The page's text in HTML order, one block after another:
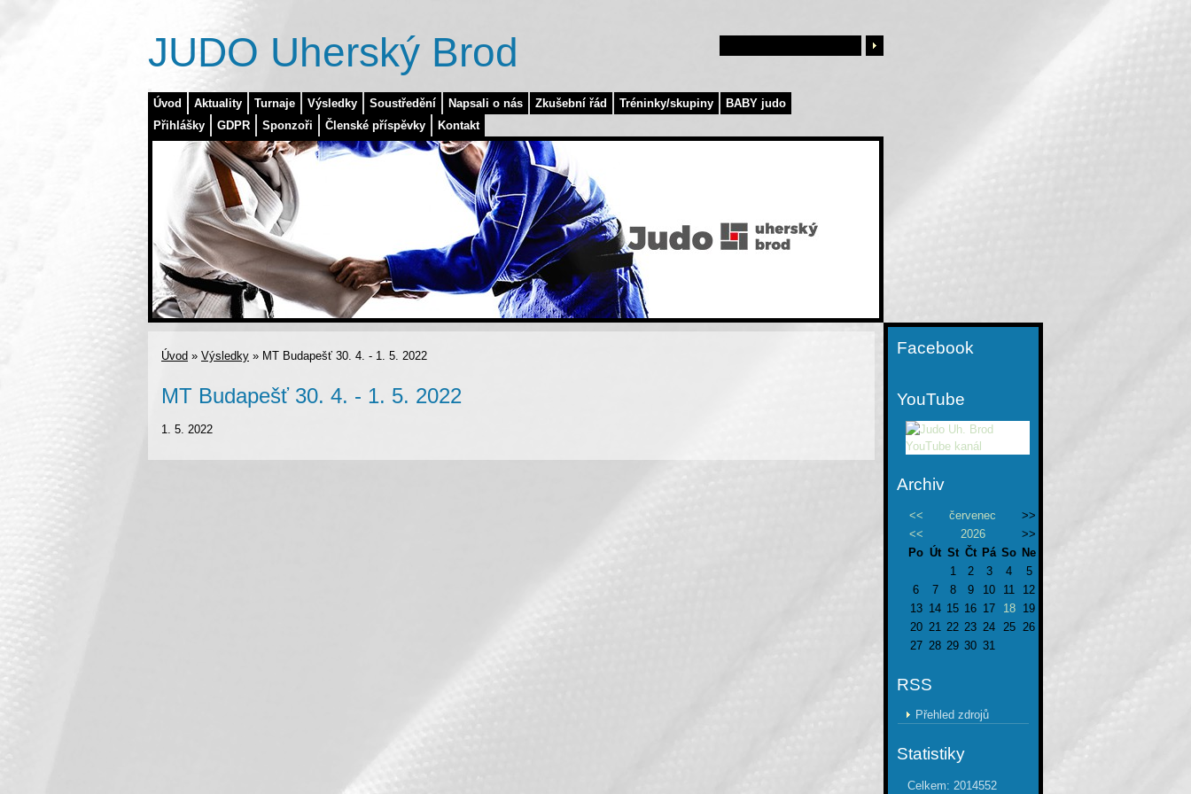
Úvod Aktuality Turnaje Výsledky Soustředění Napsali o nás Zkušební řád Tréninky/skupiny
BABY judo
Přihlášky
GDPR Sponzoři Členské příspěvky Kontakt
JUDO Uherský Brod
Úvod » Výsledky » MT Budapešť 30. 4. - 1. 5. 2022
MT Budapešť 30. 4. - 1. 5. 2022
1. 5. 2022
Facebook
YouTube
Archiv
<< červenec
>>
<<
2026
>>
Po Út St Čt Pá So Ne
1
2 3 4
5
6
7 8 9 10 11
12
13 14 15 16 17 18
19
20 21 22 23 24 25 26
27 28 29 30 31
RSS
Přehled zdrojů
Statistiky
Celkem: 2014552